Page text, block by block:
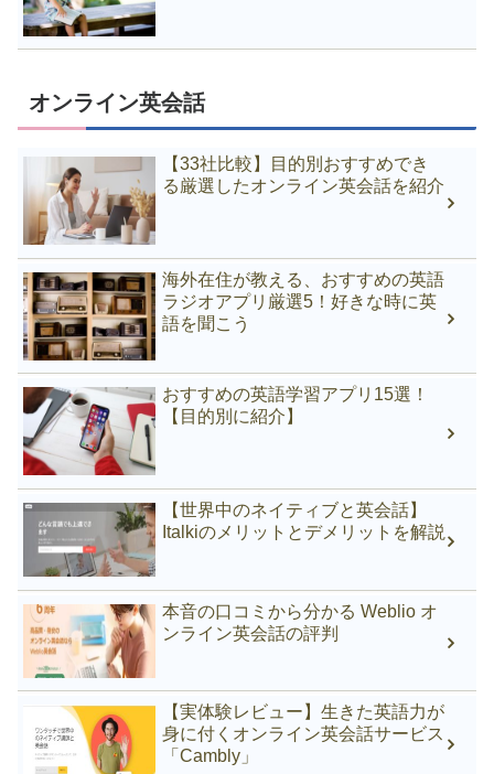
オンライン英会話
【33社比較】目的別おすすめでき
る厳選したオンライン英会話を紹介
海外在住が教える、おすすめの英語
ラジオアプリ厳選5！好きな時に英
語を聞こう
おすすめの英語学習アプリ15選！
【目的別に紹介】
【世界中のネイティブと英会話】
Italkiのメリットとデメリットを解説
本音の口コミから分かる Weblio オ
ンライン英会話の評判
【実体験レビュー】生きた英語力が
身に付くオンライン英会話サービス
「Cambly」